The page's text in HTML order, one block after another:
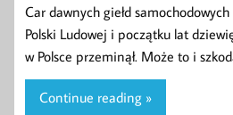
Car dawnych giełd
Polski Ludowej i początku lat
w Polsce przeminął. Może to i
Continue reading »